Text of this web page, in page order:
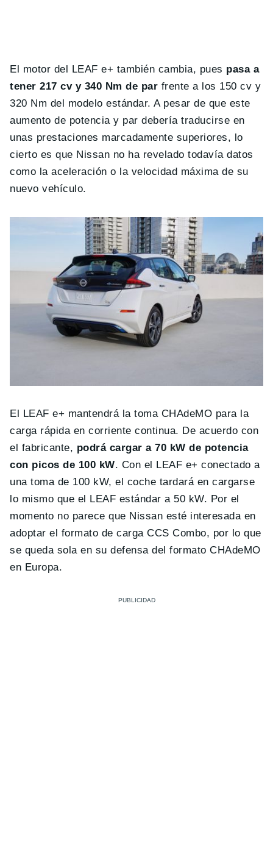
El motor del LEAF e+ también cambia, pues pasa a
tener 217 cv y 340 Nm de par frente a los 150 cv y
320 Nm del modelo estándar. A pesar de que este
aumento de potencia y par debería traducirse en
unas prestaciones marcadamente superiores, lo
cierto es que Nissan no ha revelado todavía datos
como la aceleración o la velocidad máxima de su
nuevo vehículo.
El LEAF e+ mantendrá la toma CHAdeMO para la
carga rápida en corriente continua. De acuerdo con
el fabricante, podrá cargar a 70 kW de potencia
con picos de 100 kW. Con el LEAF e+ conectado a
una toma de 100 kW, el coche tardará en cargarse
lo mismo que el LEAF estándar a 50 kW. Por el
momento no parece que Nissan esté interesada en
adoptar el formato de carga CCS Combo, por lo que
se queda sola en su defensa del formato CHAdeMO
en Europa.